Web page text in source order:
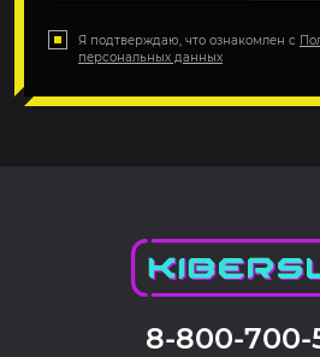
Я подтверждаю, что ознакомлен с
персональных данных
8-800-700-